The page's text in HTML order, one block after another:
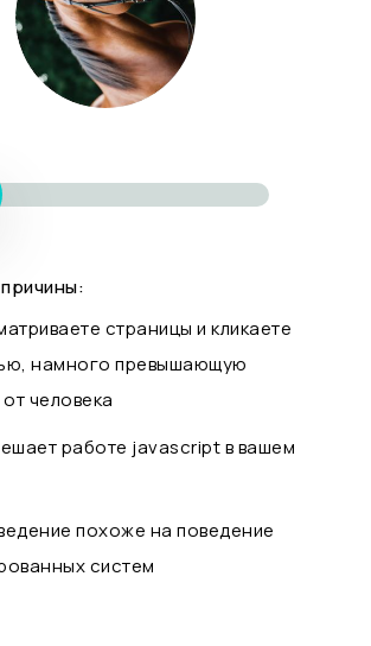
страницы и кликаете
намного превышающую
человека
работе javascript в вашем
похоже на поведение
систем